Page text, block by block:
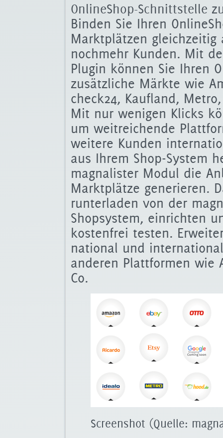
OnlineShop-Schnittstelle
Binden Sie Ihren
Marktplätzen gleichzeitig
nochmehr Kunden. Mit
Plugin können Sie Ihren
zusätzliche Märkte wie
check24, Kaufland,
Mit nur wenigen Klicks
um weitreichende
weitere Kunden
aus Ihrem Shop-System
magnalister Modul die
Marktplätze generieren.
runterladen von der
Shopsystem, einrichten
kostenfrei testen.
national und
anderen Plattformen wie
Co.
Screenshot (Quelle: